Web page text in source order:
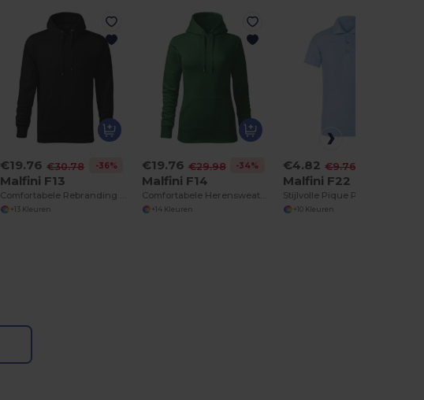
€19.76 €30.78 -36%
Malfini F13
+13 Kleuren
€19.76 €29.98 -34%
Malfini F14
Comfortabele Herensweater met Kangoeroezak en Capuchon
+14 Kleuren
€4.82 €9.76
Malfini F22
+10 Kleuren